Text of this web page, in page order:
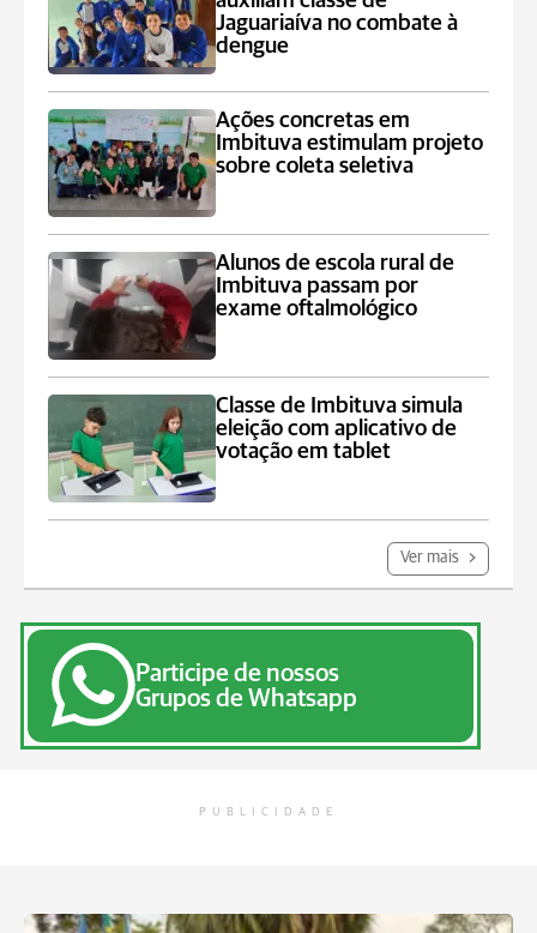
Jaguariaíva no combate à
dengue
Ações concretas em
Imbituva estimulam projeto
sobre coleta seletiva
Alunos de escola rural de
Imbituva passam por
exame oftalmológico
Classe de Imbituva simula
eleição com aplicativo de
votação em tablet
Ver mais
Participe de nossos
Grupos de Whatsapp
PUBLICIDADE